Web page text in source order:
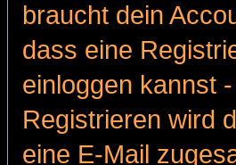
braucht dein
dass eine
einloggen kannst
Registrieren wird
eine E-Mail